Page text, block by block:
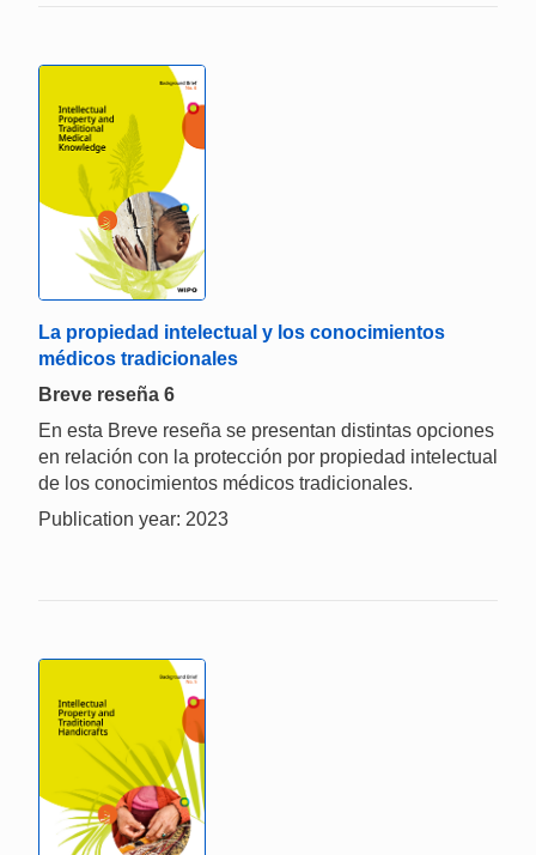
La propiedad intelectual y los conocimientos
médicos tradicionales
Breve reseña 6
En esta Breve reseña se presentan distintas opciones
en relación con la protección por propiedad intelectual
de los conocimientos médicos tradicionales.
Publication year: 2023